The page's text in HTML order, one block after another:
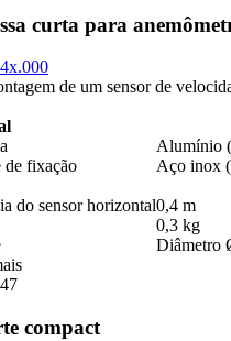
curta para
de um sensor de
Alumínio
de fixação
Aço inox
do sensor horizontal0,4 m
0,3 kg
Diâmetro
compact